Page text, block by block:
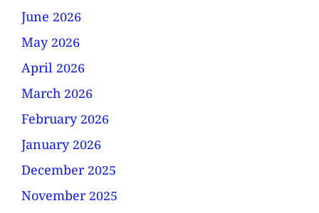
June 2026
May 2026
April 2026
March 2026
February 2026
January 2026
December 2025
November 2025